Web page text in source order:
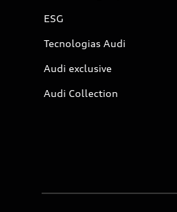
ESG
Tecnologias Audi
Audi exclusive
Audi Collection